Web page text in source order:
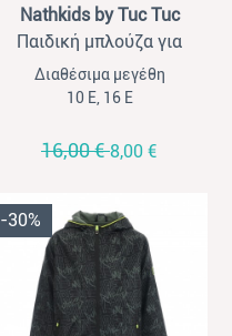
Nathkids by Tuc Tuc
Παιδική μπλούζα για
αγόρια Nathkids μαύρο
Διαθέσιμα μεγέθη
10 Ε, 16 Ε
16,00 €8,00 €
-30%